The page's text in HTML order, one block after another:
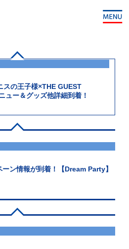
スの王子様×THE GUEST
ー＆グッズ他詳細到着！
ン情報が到着！【Dream Party】